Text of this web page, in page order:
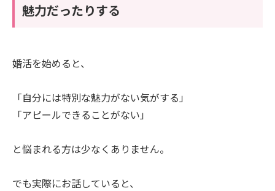
魅力だったりする
婚活を始めると、
「自分には特別な魅力がない気がする」
「アピールできることがない」
と悩まれる方は少なくありません。
でも実際にお話していると、